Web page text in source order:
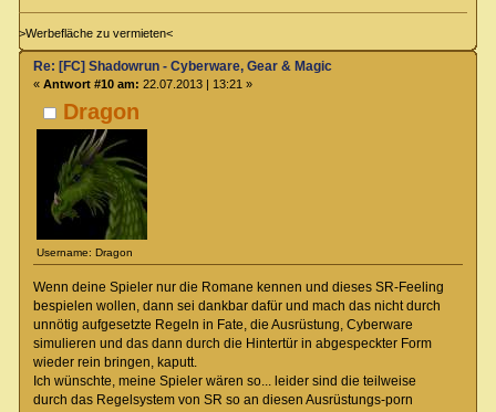
>Werbefläche zu vermieten<
Dragon
Username: Dragon
Re: [FC] Shadowrun - Cyberware, Gear & Magic
« Antwort #10 am: 22.07.2013 | 13:21 »
Wenn deine Spieler nur die Romane kennen und dieses SR-Feeling
bespielen wollen, dann sei dankbar dafür und mach das nicht durch
unnötig aufgesetzte Regeln in Fate, die Ausrüstung, Cyberware
simulieren und das dann durch die Hintertür in abgespeckter Form
wieder rein bringen, kaputt.
Ich wünschte, meine Spieler wären so... leider sind die teilweise
durch das Regelsystem von SR so an diesen Ausrüstungs-porn